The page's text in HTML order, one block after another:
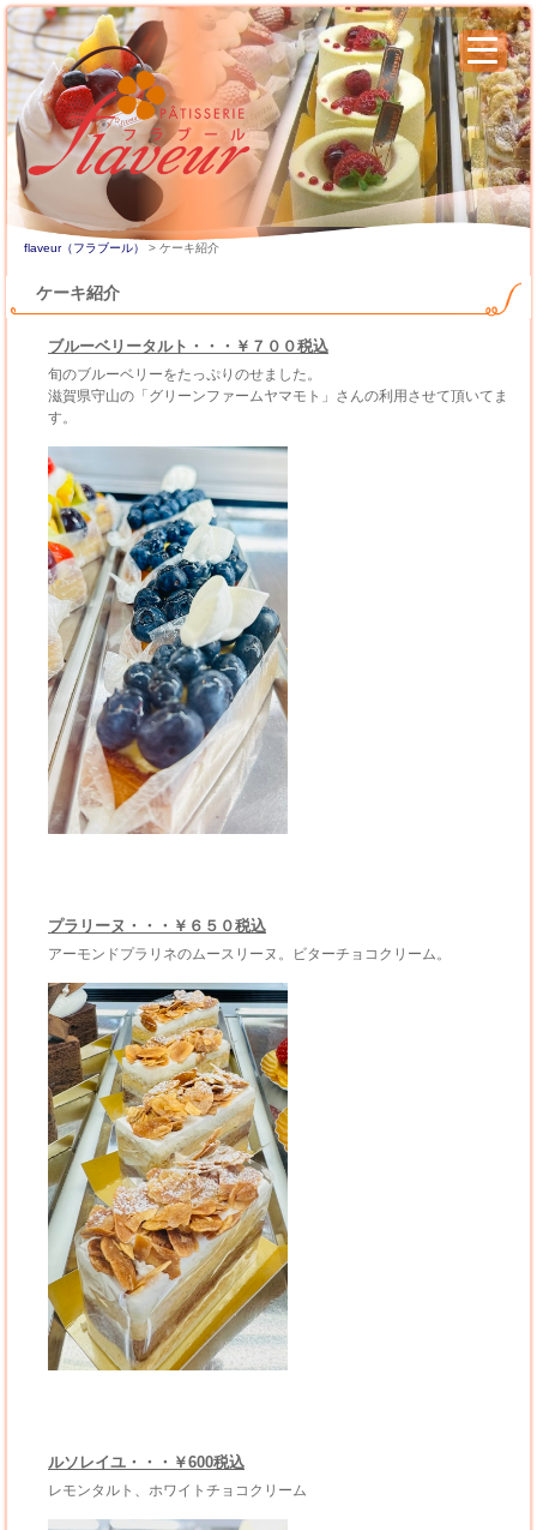
flaveur（フラブール） > ケーキ紹介
ケーキ紹介
ブルーベリータルト・・・￥７００税込
旬のブルーベリーをたっぷりのせました。
滋賀県守山の「グリーンファームヤマモト」さんの利用させて頂いてま
す。
プラリーヌ・・・￥６５０税込
アーモンドプラリネのムースリーヌ。ビターチョコクリーム。
ルソレイユ・・・￥600税込
レモンタルト、ホワイトチョコクリーム